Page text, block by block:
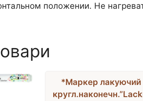
положении. Не
*Маркер лакуючий